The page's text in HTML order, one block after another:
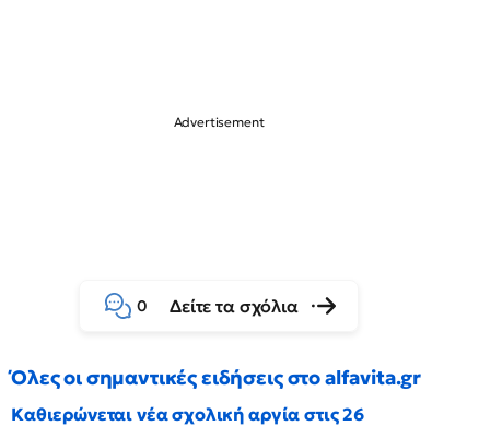
0 Δείτε τα σχόλια
Όλες οι σημαντικές ειδήσεις στο alfavita.gr
Καθιερώνεται νέα σχολική αργία στις 26